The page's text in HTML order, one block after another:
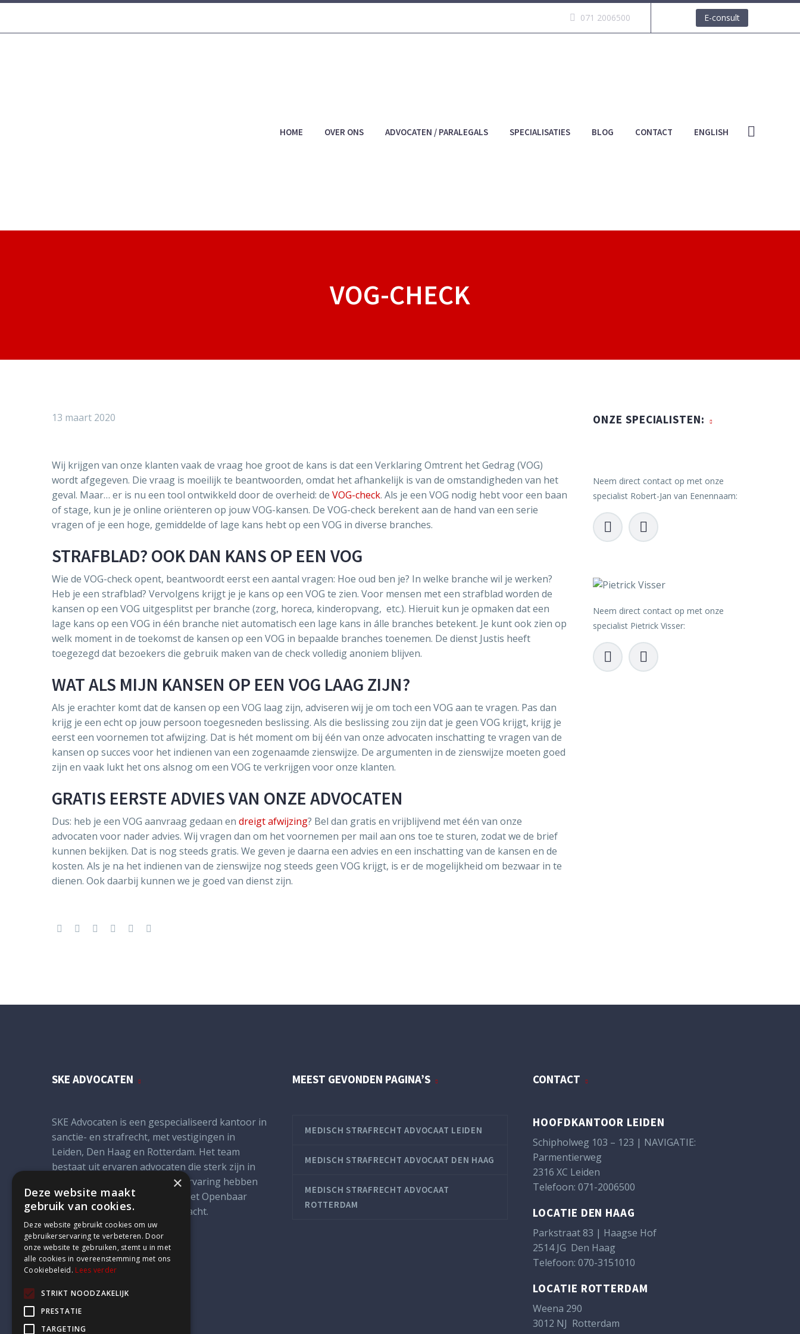
071 2006500 E-consult
HOME OVER ONS ADVOCATEN / PARALEGALS SPECIALISATIES BLOG CONTACT ENGLISH
VOG-CHECK
13 maart 2020
Wij krijgen van onze klanten vaak de vraag hoe groot de kans is dat een Verklaring Omtrent het Gedrag (VOG)
wordt afgegeven. Die vraag is moeilijk te beantwoorden, omdat het afhankelijk is van de omstandigheden van het
geval. Maar… er is nu een tool ontwikkeld door de overheid: de VOG-check. Als je een VOG nodig hebt voor een baan
of stage, kun je je online oriënteren op jouw VOG-kansen. De VOG-check berekent aan de hand van een serie
vragen of je een hoge, gemiddelde of lage kans hebt op een VOG in diverse branches.
STRAFBLAD? OOK DAN KANS OP EEN VOG
Wie de VOG-check opent, beantwoordt eerst een aantal vragen: Hoe oud ben je? In welke branche wil je werken?
Heb je een strafblad? Vervolgens krijgt je je kans op een VOG te zien. Voor mensen met een strafblad worden de
kansen op een VOG uitgesplitst per branche (zorg, horeca, kinderopvang, etc.). Hieruit kun je opmaken dat een
lage kans op een VOG in één branche niet automatisch een lage kans in álle branches betekent. Je kunt ook zien op
welk moment in de toekomst de kansen op een VOG in bepaalde branches toenemen. De dienst Justis heeft
toegezegd dat bezoekers die gebruik maken van de check volledig anoniem blijven.
WAT ALS MIJN KANSEN OP EEN VOG LAAG ZIJN?
Als je erachter komt dat de kansen op een VOG laag zijn, adviseren wij je om toch een VOG aan te vragen. Pas dan
krijg je een echt op jouw persoon toegesneden beslissing. Als die beslissing zou zijn dat je geen VOG krijgt, krijg je
eerst een voornemen tot afwijzing. Dat is hét moment om bij één van onze advocaten inschatting te vragen van de
kansen op succes voor het indienen van een zogenaamde zienswijze. De argumenten in de zienswijze moeten goed
zijn en vaak lukt het ons alsnog om een VOG te verkrijgen voor onze klanten.
GRATIS EERSTE ADVIES VAN ONZE ADVOCATEN
Dus: heb je een VOG aanvraag gedaan en dreigt afwijzing? Bel dan gratis en vrijblijvend met één van onze
advocaten voor nader advies. Wij vragen dan om het voornemen per mail aan ons toe te sturen, zodat we de brief
kunnen bekijken. Dat is nog steeds gratis. We geven je daarna een advies en een inschatting van de kansen en de
kosten. Als je na het indienen van de zienswijze nog steeds geen VOG krijgt, is er de mogelijkheid om bezwaar in te
dienen. Ook daarbij kunnen we je goed van dienst zijn.
ONZE SPECIALISTEN:
Neem direct contact op met onze
specialist Robert-Jan van Eenennaam:

 

Neem direct contact op met onze
specialist Pietrick Visser:

 

SKE ADVOCATEN
SKE Advocaten is een gespecialiseerd kantoor in
sanctie- en strafrecht, met vestigingen in
Leiden, Den Haag en Rotterdam. Het team
bestaat uit ervaren advocaten die sterk zijn in
strategisch advies en praktijkervaring hebben
opgedaan bij instanties zoals het Openbaar
Ministerie en de rechterlijke macht.
MEEST GEVONDEN PAGINA’S
MEDISCH STRAFRECHT ADVOCAAT LEIDEN
MEDISCH STRAFRECHT ADVOCAAT DEN HAAG
MEDISCH STRAFRECHT ADVOCAAT
ROTTERDAM
CONTACT
HOOFDKANTOOR LEIDEN
Schipholweg 103 – 123 | NAVIGATIE:
Parmentierweg
2316 XC Leiden
Telefoon: 071-2006500
LOCATIE DEN HAAG
Parkstraat 83 | Haagse Hof
2514 JG Den Haag
Telefoon: 070-3151010
LOCATIE ROTTERDAM
Weena 290
3012 NJ Rotterdam
×
Deze website maakt
gebruik van cookies.
Deze website gebruikt cookies om uw
gebruikerservaring te verbeteren. Door
onze website te gebruiken, stemt u in met
alle cookies in overeenstemming met ons
Cookiebeleid. Lees verder
STRIKT NOODZAKELIJK
PRESTATIE
TARGETING